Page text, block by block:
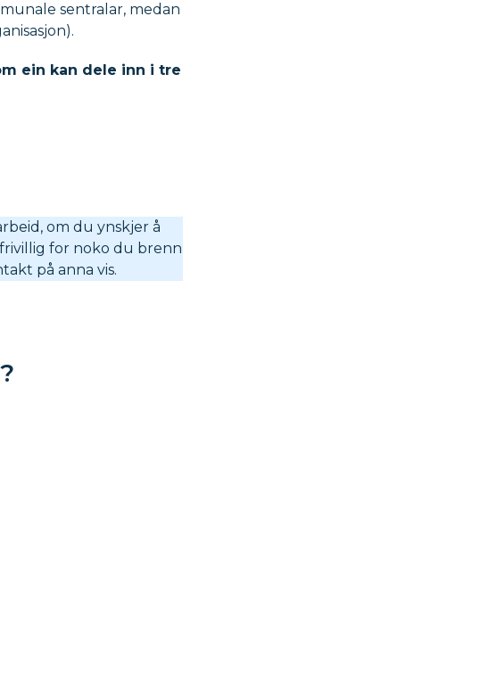
sentralar, medan
ein kan dele inn i tre
om du ynskjer å
for noko du brenn
på anna vis.